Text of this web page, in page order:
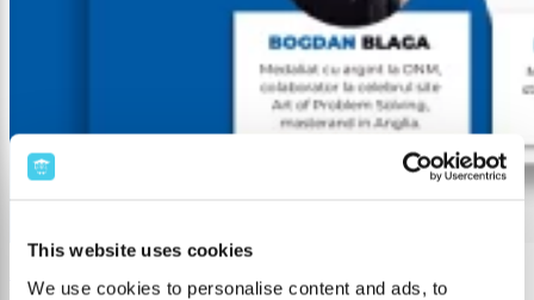
This website uses cookies
We use cookies to personalise content and ads, to
unica pentru toti tinerii pasionati de matematica. Aici, invatarea de calitate